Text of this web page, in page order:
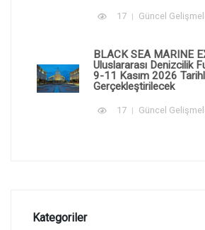
17 Güncel
BLACK SEA MARINE
Uluslararası Denizcilik
9-11 Kasım 2026
Gerçekleştirilecek
17 Güncel
Kategoriler